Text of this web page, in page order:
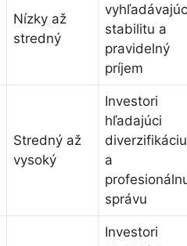
Nízky až
stredný
stabilitu a
pravidelný
príjem
Stredný až
vysoký
Investori
hľadajúci
diverzifikáciu
a
správu
Investori